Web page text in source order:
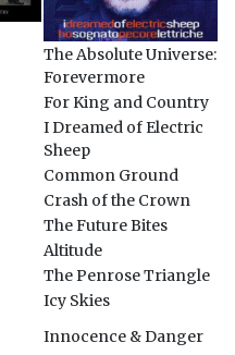
The Absolute Universe:
Forevermore
For King and Country
I Dreamed of Electric
Sheep
Common Ground
Crash of the Crown
The Future Bites
Altitude
The Penrose Triangle
Icy Skies
Innocence & Danger